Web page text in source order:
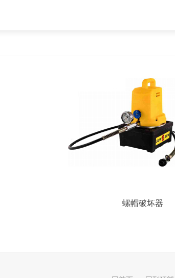
螺帽破坏器